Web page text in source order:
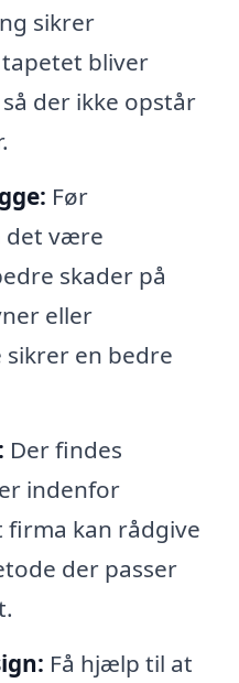
sikrer
bliver
der ikke opstår
Før
det være
skader på
eller
en bedre
Der findes
indenfor
kan rådgive
der passer
Få hjælp til at